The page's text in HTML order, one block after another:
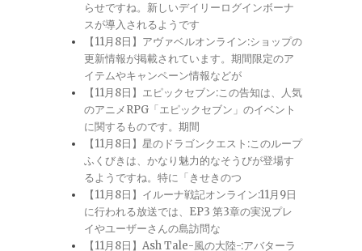
らせですね。新しいデイリーログインボーナ
スが導入されるようです
【11月8日】アヴァベルオンライン:ショップの
更新情報が掲載されています。期間限定のア
イテムやキャンペーン情報などが
【11月8日】エピックセブン:この告知は、人気
のアニメRPG「エピックセブン」のイベント
に関するものです。期間
【11月8日】星のドラゴンクエスト:このループ
ふくびきは、かなり魅力的なそうびが登場す
るようですね。特に「きせきのつ
【11月8日】イルーナ戦記オンライン:11月9日
に行われる放送では、EP3 第3章の実況プレ
イやユーザーさんの島訪問な
【11月8日】Ash Tale-風の大陸-:アバターラ